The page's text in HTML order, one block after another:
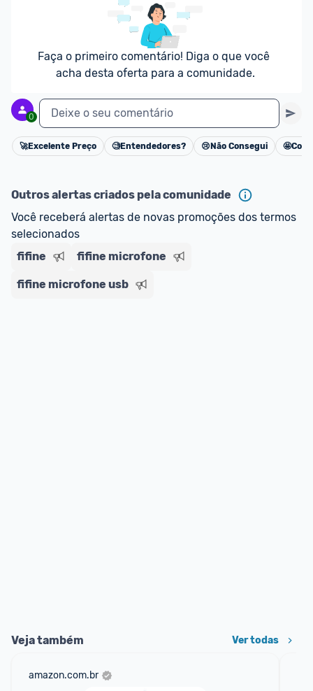
Faça o primeiro comentário! Diga o que você
acha desta oferta para a comunidade.
0 Deixe o seu comentário
Cancelar
🚀Excelente Preço 🧐Entendedores? 😢 Não Consegui 🤩
Outros alertas criados pela comunidade
Você receberá alertas de novas promoções dos termos
selecionados
fifine
fifine microfone
fifine microfone usb
Veja também Ver todas
amazon.com.br